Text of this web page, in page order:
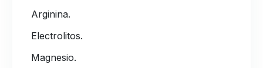
Arginina.
Electrolitos.
Magnesio.